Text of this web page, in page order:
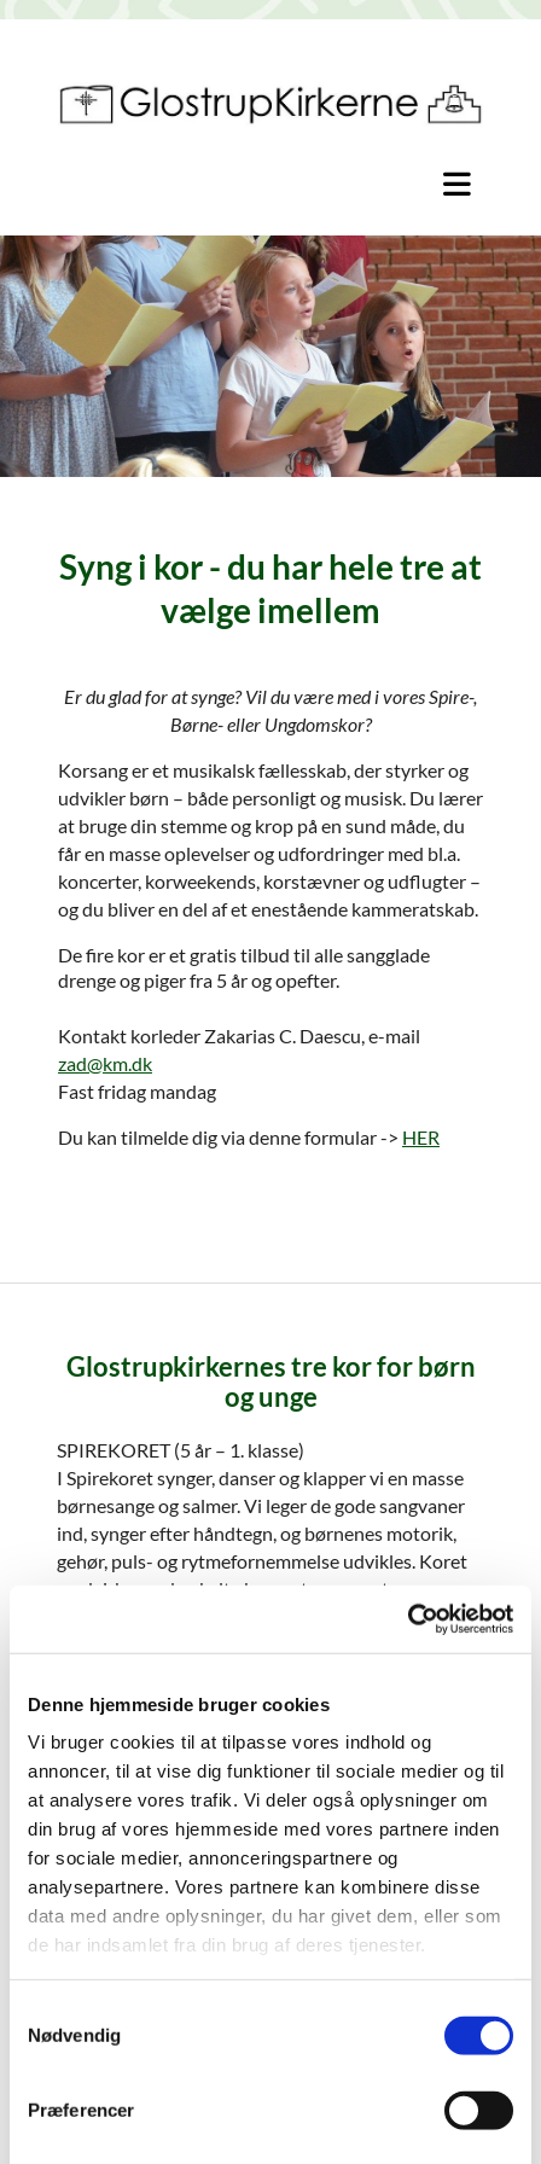
Denne hjemmeside bruger cookies
Vi bruger cookies til at tilpasse vores indhold og
annoncer, til at vise dig funktioner til sociale medier og til
at analysere vores trafik. Vi deler også oplysninger om
din brug af vores hjemmeside med vores partnere inden
for sociale medier, annonceringspartnere og
analysepartnere. Vores partnere kan kombinere disse
data med andre oplysninger, du har givet dem, eller som
de har indsamlet fra din brug af deres tjenester.
Nødvendig
Præferencer
Syng i kor - du har hele tre at
vælge imellem
Er du glad for at synge? Vil du være med i vores Spire-,
Børne- eller Ungdomskor?
Korsang er et musikalsk fællesskab, der styrker og
udvikler børn – både personligt og musisk. Du lærer
at bruge din stemme og krop på en sund måde, du
får en masse oplevelser og udfordringer med bl.a.
koncerter, korweekends, korstævner og udflugter –
og du bliver en del af et enestående kammeratskab.
De fire kor er et gratis tilbud til alle sangglade
drenge og piger fra 5 år og opefter.
Kontakt korleder Zakarias C. Daescu, e-mail
zad@km.dk
Fast fridag mandag
Du kan tilmelde dig via denne formular -> HER
Glostrupkirkernes tre kor for børn
og unge
SPIREKORET (5 år – 1. klasse)
I Spirekoret synger, danser og klapper vi en masse
børnesange og salmer. Vi leger de gode sangvaner
ind, synger efter håndtegn, og børnenes motorik,
gehør, puls- og rytmefornemmelse udvikles. Koret
medvirker ved enkelte koncerter og pasta
SPIREKORETøver i Østervangkirken tirsdage kl.